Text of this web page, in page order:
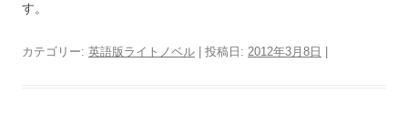
す。
カテゴリー: 英語版ライトノベル | 投稿日: 2012年3月8日